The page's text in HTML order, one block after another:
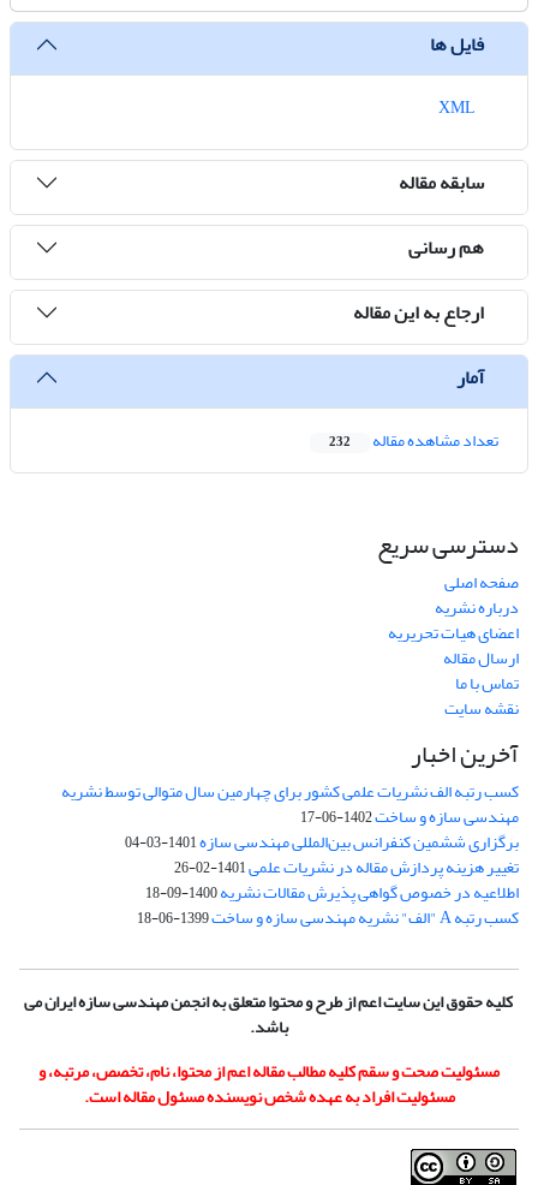
فایل ها
سابقه مقاله
هم رسانی
ارجاع به این مقاله
آمار
تعداد مشاهده مقاله 232
دسترسی سریع
صفحه اصلی
درباره نشریه
اعضای هیات تحریریه
ارسال مقاله
تماس با ما
نقشه سایت
آخرین اخبار
کسب رتبه الف نشریات علمی کشور برای چهارمین سال متوالی توسط نشریه
مهندسی سازه و ساخت1402-06-17
برگزاری ششمین کنفرانس بین‌المللی مهندسی سازه1401-03-04
تغییر هزینه پردازش مقاله در نشریات علمی1401-02-26
اطلاعیه در خصوص گواهی پذیرش مقالات نشریه1400-09-18
کسب رتبه A "الف" نشریه مهندسی سازه و ساخت 1399-06-18
کلیه حقوق این سایت اعم از طرح و محتوا متعلق به انجمن مهندسی سازه ایران می
باشد.
مسئولیت صحت و سقم کلیه مطالب مقاله اعم از محتوا، نام، تخصص، مرتبه، و
مسئولیت افراد به عهده شخص نویسنده مسئول مقاله است.